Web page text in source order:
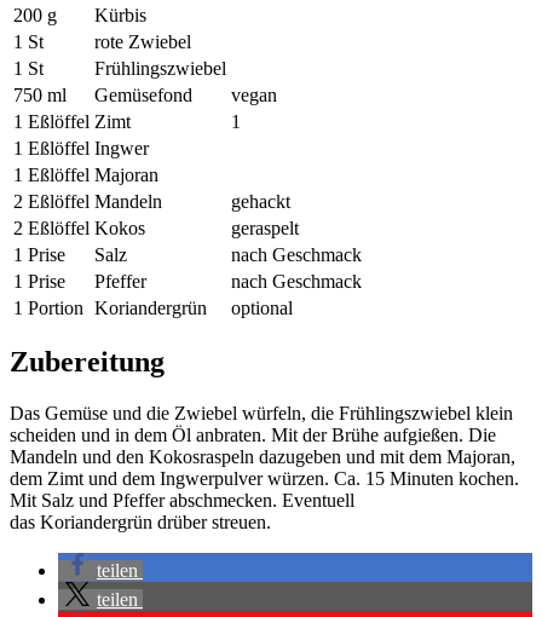
200 g
Kürbis
1 St
rote Zwiebel
1 St
Frühlingszwiebel
750 ml Gemüsefond
vegan
1 Eßlöffel Zimt
1
1 Eßlöffel Ingwer
1 Eßlöffel Majoran
2 Eßlöffel Mandeln
gehackt
2 Eßlöffel Kokos
geraspelt
1 Prise Salz
nach Geschmack
1 Prise Pfeffer
nach Geschmack
1 Portion Koriandergrün optional
Zubereitung
Das Gemüse und die Zwiebel würfeln, die Frühlingszwiebel klein
scheiden und in dem Öl anbraten. Mit der Brühe aufgießen. Die
Mandeln und den Kokosraspeln dazugeben und mit dem Majoran,
dem Zimt und dem Ingwerpulver würzen. Ca. 15 Minuten kochen.
Mit Salz und Pfeffer abschmecken. Eventuell
das Koriandergrün drüber streuen.
teilen
teilen